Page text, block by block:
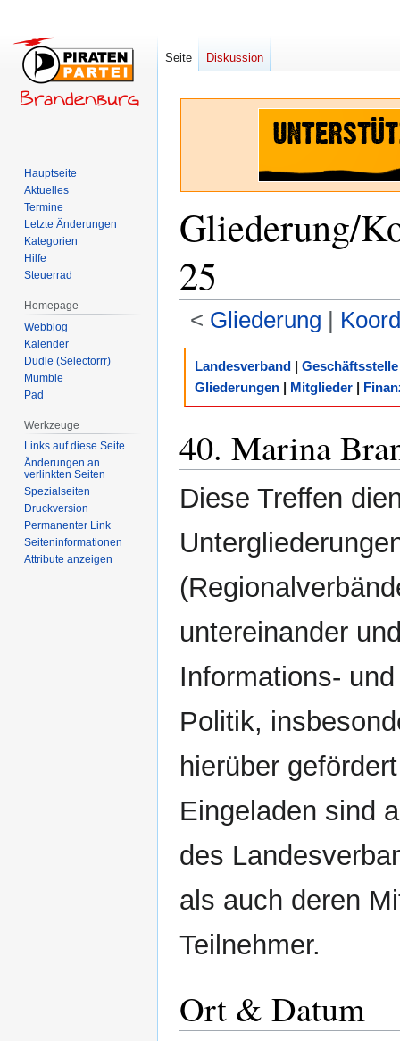
Gliederung/
25
< Gliederung ‎ |
springen
springen
Landesverband | Geschäftsstelle
Gliederungen | Mitglieder |
40. Marina
Diese Treffen
untereinander
Informations-
Politik,
hierüber
Eingeladen sind
des
als auch deren
Teilnehmer.
Ort & Datum
Seite Diskussion
Hauptseite
Aktuelles
Termine
Letzte Änderungen
Kategorien
Hilfe
Steuerrad
Homepage
Webblog
Kalender
Dudle (Selectorrr)
Mumble
Pad
Werkzeuge
Links auf diese Seite
Änderungen an
verlinkten Seiten
Spezialseiten
Druckversion
Permanenter Link
Seiten­­informationen
Attribute anzeigen